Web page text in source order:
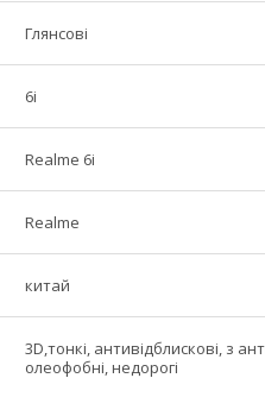
Глянсові
6i
Realme 6i
Realme
китай
3D,тонкі, антивідблискові, з
олеофобні, недорогі